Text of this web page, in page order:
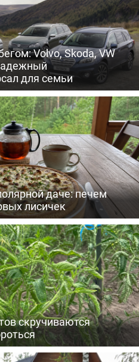
Volvo, Skoda, VW
для семьи
даче: печем
лисичек
скручиваются